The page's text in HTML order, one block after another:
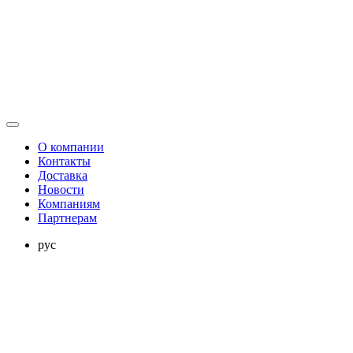
О компании
Контакты
Доставка
Новости
Компаниям
Партнерам
рус